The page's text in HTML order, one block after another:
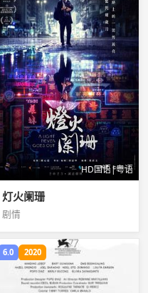
HD国语|粤语
灯火阑珊
剧情
6.0 2020